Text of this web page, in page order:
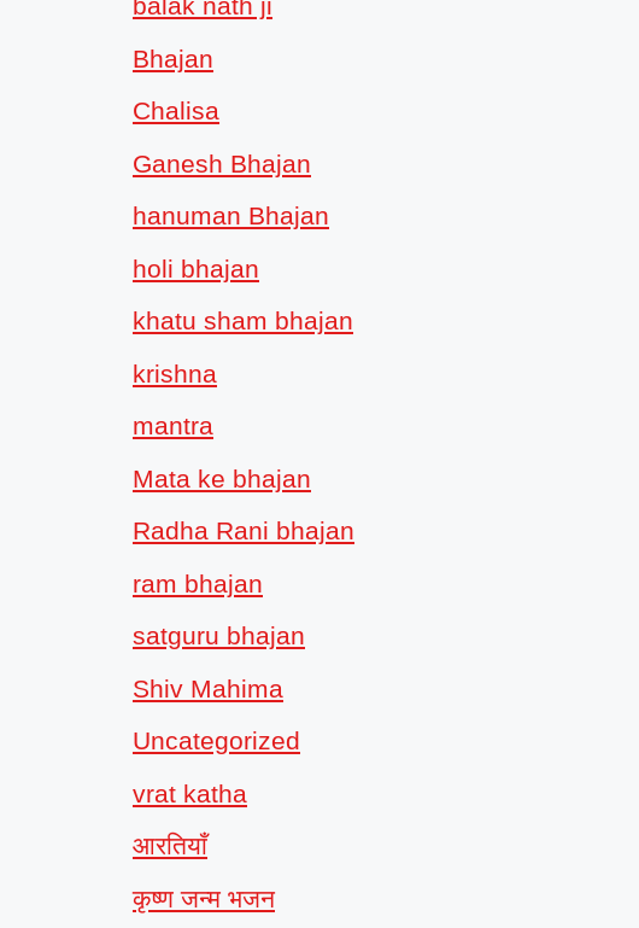
Bhajan
Chalisa
Ganesh Bhajan
hanuman Bhajan
holi bhajan
khatu sham bhajan
krishna
mantra
Mata ke bhajan
Radha Rani bhajan
ram bhajan
satguru bhajan
Shiv Mahima
Uncategorized
vrat katha
आरतियाँ
कृष्ण जन्म भजन